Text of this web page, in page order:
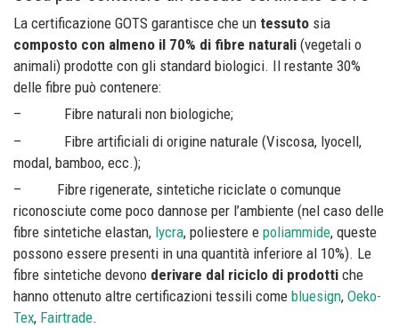
La certificazione GOTS garantisce che un tessuto sia
composto con almeno il 70% di fibre naturali (vegetali o
animali) prodotte con gli standard biologici. Il restante 30%
delle fibre può contenere:
– Fibre naturali non biologiche;
– Fibre artificiali di origine naturale (Viscosa, lyocell,
modal, bamboo, ecc.);
– Fibre rigenerate, sintetiche riciclate o comunque
riconosciute come poco dannose per l’ambiente (nel caso delle
fibre sintetiche elastan, lycra, poliestere e poliammide, queste
possono essere presenti in una quantità inferiore al 10%). Le
fibre sintetiche devono derivare dal riciclo di prodotti che
hanno ottenuto altre certificazioni tessili come bluesign, Oeko-
Tex, Fairtrade.